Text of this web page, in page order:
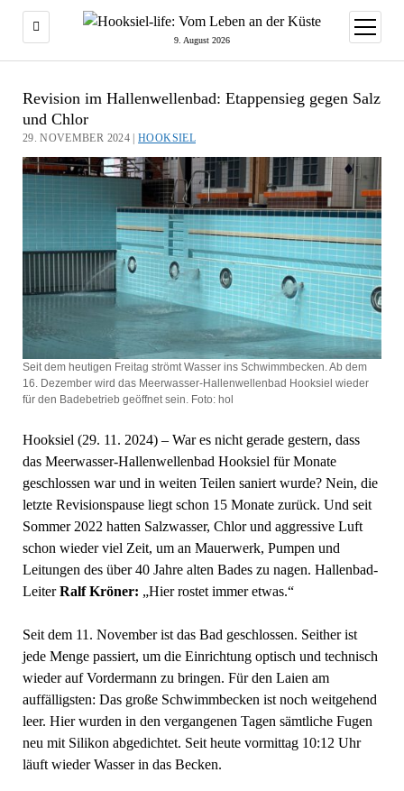
9. August 2026
Menü
öffnen
Revision im Hallenwellenbad: Etappensieg gegen Salz
und Chlor
29. NOVEMBER 2024 |HOOKSIEL
Seit dem heutigen Freitag strömt Wasser ins Schwimmbecken. Ab dem
16. Dezember wird das Meerwasser-Hallenwellenbad Hooksiel wieder
für den Badebetrieb geöffnet sein. Foto: hol
Hooksiel (29. 11. 2024) – War es nicht gerade gestern, dass
das Meerwasser-Hallenwellenbad Hooksiel für Monate
geschlossen war und in weiten Teilen saniert wurde? Nein, die
letzte Revisionspause liegt schon 15 Monate zurück. Und seit
Sommer 2022 hatten Salzwasser, Chlor und aggressive Luft
schon wieder viel Zeit, um an Mauerwerk, Pumpen und
Leitungen des über 40 Jahre alten Bades zu nagen. Hallenbad-
LeiterRalf Kröner: „Hier rostet immer etwas.“
Seit dem 11. November ist das Bad geschlossen. Seither ist
jede Menge passiert, um die Einrichtung optisch und technisch
wieder auf Vordermann zu bringen. Für den Laien am
auffälligsten: Das große Schwimmbecken ist noch weitgehend
leer. Hier wurden in den vergangenen Tagen sämtliche Fugen
neu mit Silikon abgedichtet. Seit heute vormittag 10:12 Uhr
läuft wieder Wasser in das Becken.